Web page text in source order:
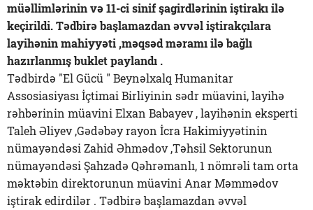
müəllimlərinin və 11-ci sinif şagirdlərinin iştirakı ilə
keçirildi. Tədbirə başlamazdan əvvəl iştirakçılara
layihənin mahiyyəti ,məqsəd məramı ilə bağlı
hazırlanmış buklet paylandı .
Tədbirdə "El Gücü " Beynəlxalq Humanitar
Assosiasiyası İçtimai Birliyinin sədr müavini, layihə
rəhbərinin müavini Elxan Babayev , layihənin eksperti
Taleh Əliyev ,Gədəbəy rayon İcra Hakimiyyətinin
nümayəndəsi Zahid Əhmədov ,Təhsil Sektorunun
nümayəndəsi Şahzadə Qəhrəmanlı, 1 nömrəli tam orta
məktəbin direktorunun müavini Anar Məmmədov
iştirak edirdilər . Tədbirə başlamazdan əvvəl